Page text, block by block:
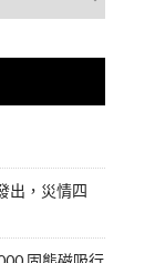
出，災情四